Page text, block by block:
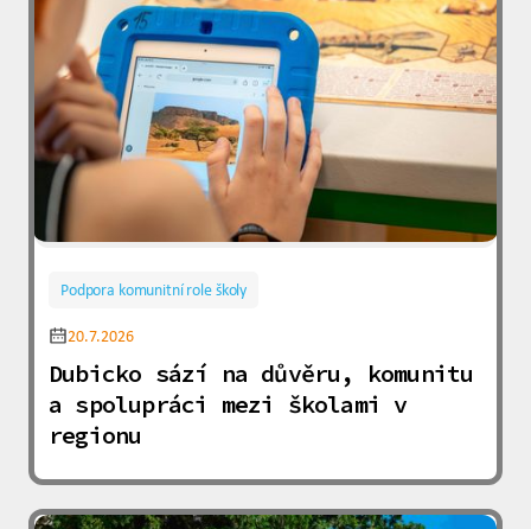
Podpora komunitní role školy
20.7.2026
Dubicko sází na důvěru, komunitu
a spolupráci mezi školami v
regionu